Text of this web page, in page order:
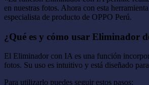
en nuestras fotos. Ahora con esta
especialista de producto de OPPO Perú.
¿Qué es y cómo usar Eliminador
El Eliminador con IA es una función
fotos. Su uso es intuitivo y está diseñado
Para utilizarlo puedes seguir estos pasos: